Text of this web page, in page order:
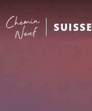
SUISSE